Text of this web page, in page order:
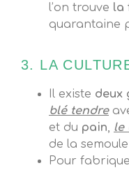
l’on trouve la
quarantaine
3. LA
Il existe deux
blé tendre
et du pain le
de la
Pour